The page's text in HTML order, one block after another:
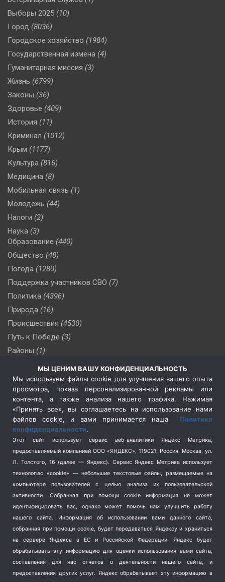
Выборы 2025 (10)
Город (8036)
Городское хозяйство (1984)
Государственная измена (4)
Гуманитарная миссия (3)
Жизнь (6799)
Законы (36)
Здоровье (409)
История (11)
Криминал (1012)
Крым (1177)
Культура (816)
Медицина (8)
Мобильная связь (1)
Молодежь (44)
Налоги (2)
Наука (3)
Образование (440)
Общество (48)
Погода (1280)
Поддержка участников СВО (7)
Политика (4396)
Природа (16)
Происшествия (4530)
Путь к Победе (3)
Районы (1)
(510)
Сельское хозяйство (3)
Социальная политика
(3)
Спецоперация в Украине
Спецоперация на Украине
(404)
Спорт (740)
Терроризм (1)
Транспорт (262)
Туризм (178)
Школа и спорт (2)
Экология (8)
Экономика (1172)
МЫ ЦЕНИМ ВАШУ КОНФИДЕНЦИАЛЬНОСТЬ
Мы используем файлы cookie для улучшения вашего опыта
просмотра, показа персонализированной рекламы или
контента, а также анализа нашего трафика. Нажимая
«Принять все», вы соглашаетесь на использование нами
файлов cookie, и вами принимается наша Политика
конфиденциальности.
Этот сайт использует сервис веб-аналитики Яндекс Метрика,
предоставляемый компанией ООО «ЯНДЕКС», 119021, Россия, Москва, ул.
Л. Толстого, 16 (далее — Яндекс). Сервис Яндекс Метрика использует
технологию «cookie» — небольшие текстовые файлы, размещаемые на
компьютере пользователей с целью анализа их пользовательской
активности.
Собранная при помощи cookie информация не может
идентифицировать вас, однако может помочь нам улучшить работу
нашего сайта. Информация об использовании вами данного сайта,
собранная при помощи cookie, будет передаваться Яндексу и храниться
на сервере Яндекса в ЕС и Российской Федерации. Яндекс будет
обрабатывать эту информацию для оценки использования вами сайта,
составления для нас отчетов о деятельности нашего сайта, и
предоставления других услуг. Яндекс обрабатывает эту информацию в